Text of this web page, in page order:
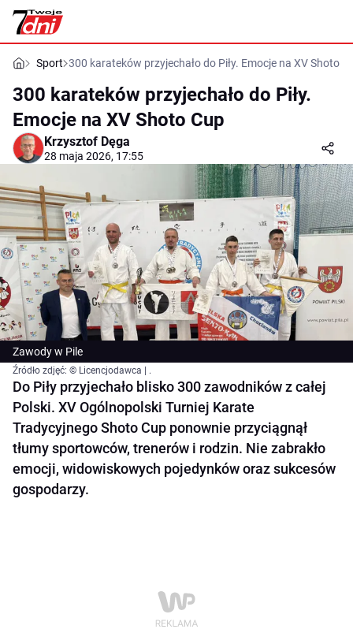
Sport 300 karateków przyjechało do Piły. Emocje na XV Shoto
300 karateków przyjechało do Piły.
Emocje na XV Shoto Cup
Krzysztof Dęga
28 maja 2026, 17:55
Zawody w Pile
Źródło zdjęć: © Licencjodawca | .
Do Piły przyjechało blisko 300 zawodników z całej
Polski. XV Ogólnopolski Turniej Karate
Tradycyjnego Shoto Cup ponownie przyciągnął
tłumy sportowców, trenerów i rodzin. Nie zabrakło
emocji, widowiskowych pojedynków oraz sukcesów
gospodarzy.